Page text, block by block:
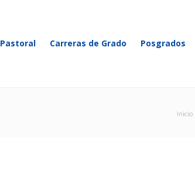
Pastoral Carreras de Grado Posgrados
Inicio